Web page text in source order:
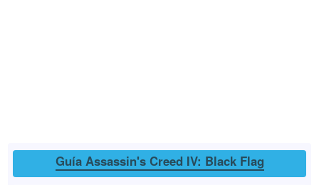
Guía Assassin's Creed IV: Black Flag